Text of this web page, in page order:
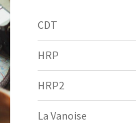
CDT
HRP
HRP2
La Vanoise